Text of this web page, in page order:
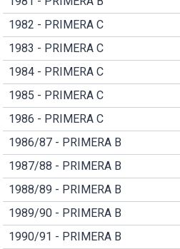
1982 - PRIMERA C
1983 - PRIMERA C
1984 - PRIMERA C
1985 - PRIMERA C
1986 - PRIMERA C
1986/87 - PRIMERA B
1987/88 - PRIMERA B
1988/89 - PRIMERA B
1989/90 - PRIMERA B
1990/91 - PRIMERA B